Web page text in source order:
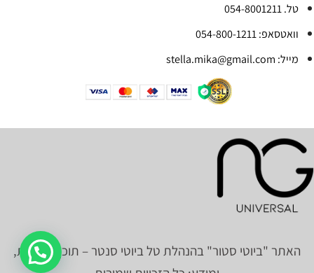
טל. 054-8001211
וואטסאפ: 054-800-1211
מייל: stella.mika@gmail.com
האתר "ביוטי סטור" בהנהלת טל ביוטי סנטר – תוכן, תמונות,